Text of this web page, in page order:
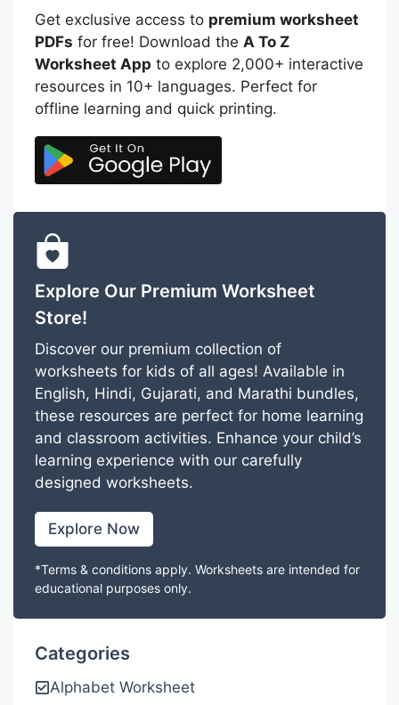
Get exclusive access to premium worksheet
PDFs for free! Download the A To Z
Worksheet App to explore 2,000+ interactive
resources in 10+ languages. Perfect for
offline learning and quick printing.
Explore Our Premium Worksheet
Store!
Discover our premium collection of
worksheets for kids of all ages! Available in
English, Hindi, Gujarati, and Marathi bundles,
these resources are perfect for home learning
and classroom activities. Enhance your child’s
learning experience with our carefully
designed worksheets.
Explore Now
*Terms & conditions apply. Worksheets are intended for
educational purposes only.
Categories
Alphabet Worksheet